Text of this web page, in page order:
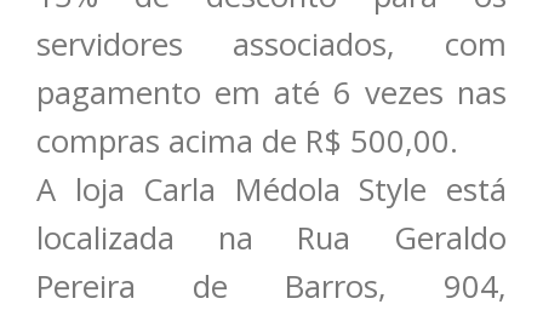
servidores associados, com
pagamento em até 6 vezes nas
compras acima de R$ 500,00.
A loja Carla Médola Style está
localizada na Rua Geraldo
Pereira de Barros, 904,